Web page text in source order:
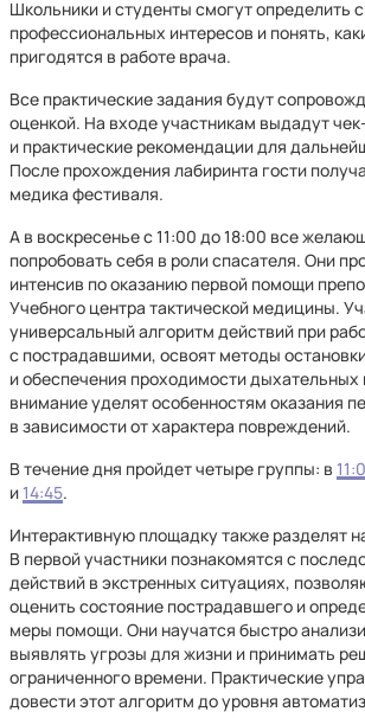
Школьники и студенты смогут определить
профессиональных интересов и понять,
пригодятся в работе врача.
Все практические задания будут
оценкой. На входе участникам выдадут
и практические рекомендации для
После прохождения лабиринта гости
медика фестиваля.
А в воскресенье с 11:00 до 18:00 все
попробовать себя в роли спасателя. Они
интенсив по оказанию первой помощи
Учебного центра тактической медицины.
универсальный алгоритм действий при
с пострадавшими, освоят методы
и обеспечения проходимости дыхательных
внимание уделят особенностям оказания
в зависимости от характера повреждений.
В течение дня пройдет четыре группы: в
и 14:45.
Интерактивную площадку также разделят
В первой участники познакомятся с
действий в экстренных ситуациях,
оценить состояние пострадавшего и
меры помощи. Они научатся быстро
выявлять угрозы для жизни и принимать
ограниченного времени. Практические
довести этот алгоритм до уровня